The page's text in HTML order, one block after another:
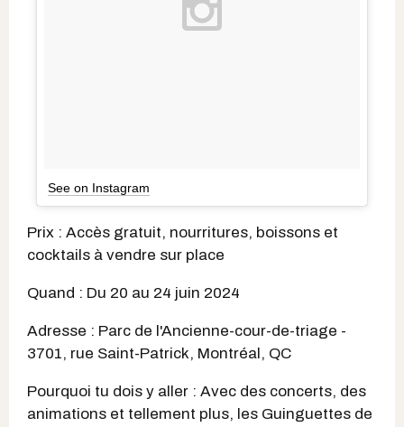
See on Instagram
Prix : Accès gratuit, nourritures, boissons et
cocktails à vendre sur place
Quand : Du 20 au 24 juin 2024
Adresse : Parc de l'Ancienne-cour-de-triage -
3701, rue Saint-Patrick, Montréal, QC
Pourquoi tu dois y aller : Avec des concerts, des
animations et tellement plus, les Guinguettes de